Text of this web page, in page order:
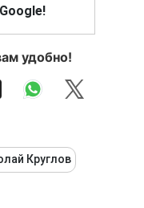
удобно!
Круглов